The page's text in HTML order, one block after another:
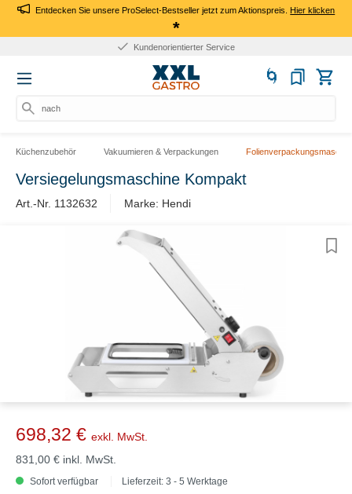
Entdecken Sie unsere ProSelect-Bestseller jetzt zum Aktionspreis.Hier klicken
*
Kundenorientierter Service
nach
Küchenzubehör Vakuumieren & Verpackungen
Versiegelungsmaschine Kompakt
Art.-Nr. 1132632 Marke: Hendi
698,32 € exkl. MwSt.
831,00 € inkl. MwSt.
Sofort verfügbar Lieferzeit: 3 - 5 Werktage